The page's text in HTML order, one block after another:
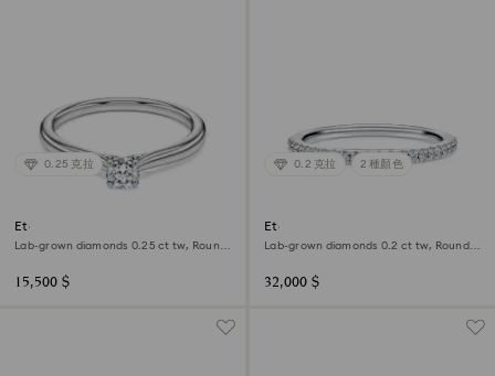
0.25 克拉
Eternity solitaire ring
Lab-grown diamonds 0.25 ct tw, Round
15,500 $
0.2 克拉 2 種顏色
Eternity band ring
Lab-grown diamonds 0.2 ct tw, Round
32,000 $